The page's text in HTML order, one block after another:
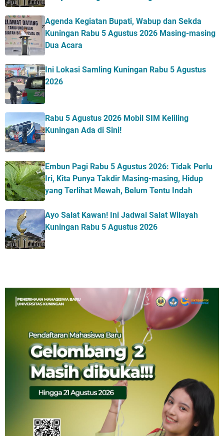
Agenda Kegiatan Bupati, Wabup dan Sekda
Kuningan Rabu 5 Agustus 2026 Masing-masing
Dua Acara
Ini Lokasi Samling Kuningan Rabu 5 Agustus
2026
Rabu 5 Agustus 2026 Mobil SIM Keliling
Kuningan Ada di Sini!
Embun Pagi Rabu 5 Agustus 2026: Tidak Perlu
Iri, Kita Punya Takdir Masing-masing, Hidup
yang Terlihat Mewah, Belum Tentu Indah
Ayo Salat Kawan! Ini Jadwal Salat Wilayah
Kuningan Rabu 5 Agustus 2026